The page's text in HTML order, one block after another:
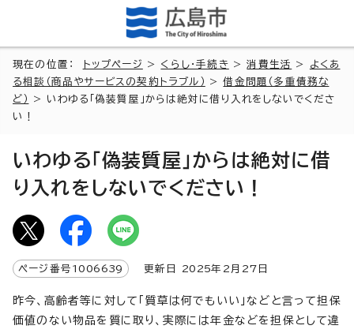
現在の位置： トップページ > くらし・手続き >消費生活 > よくあ
る相談（商品やサービスの契約トラブル）
>借金問題（多重債務な
ど）
> いわゆる「偽装質屋」からは絶対に借り入れをしないでくださ
い！
いわゆる「偽装質屋」からは絶対に借
り入れをしないでください！
ページ番号 1006639 更新日 2025年2月 27 日
昨今、高齢者等に対して「質草は何でもいい」などと言って担保
価値のない物品を質に取り、実際には年金などを担保として違